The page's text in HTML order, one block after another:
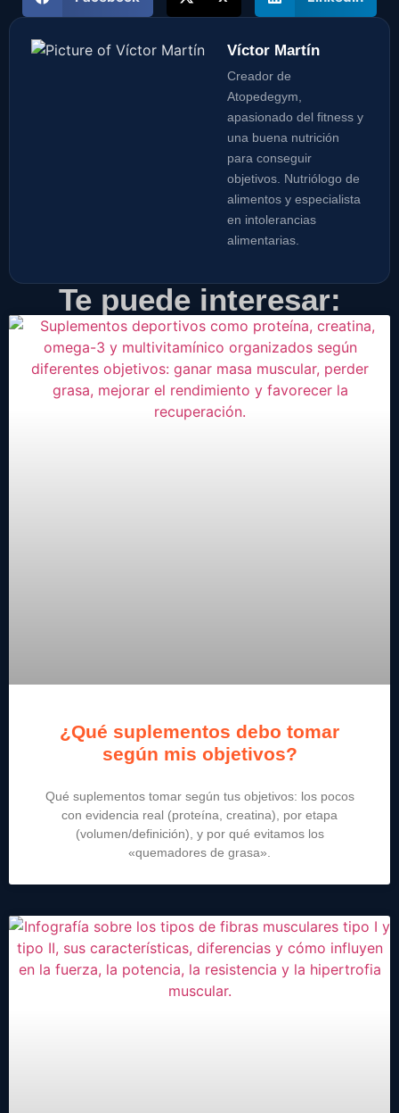
Víctor Martín
Creador de
Atopedegym,
apasionado del fitness y
una buena nutrición
para conseguir
objetivos. Nutriólogo de
alimentos y especialista
en intolerancias
alimentarias.
Te puede interesar:
¿Qué suplementos debo tomar
según mis objetivos?
Qué suplementos tomar según tus objetivos: los pocos
con evidencia real (proteína, creatina), por etapa
(volumen/definición), y por qué evitamos los
«quemadores de grasa».